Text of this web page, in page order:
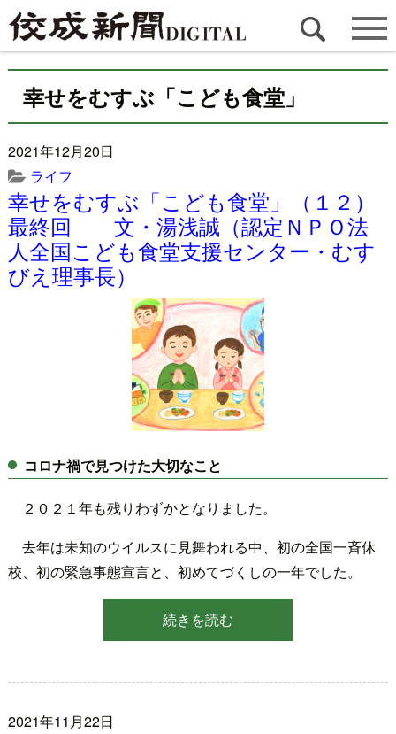
幸せをむすぶ「こども食堂」
2021年12月20日
ライフ
幸せをむすぶ「こども食堂」（１２）
最終回 文・湯浅誠（認定ＮＰＯ法
人全国こども食堂支援センター・むす
びえ理事長）
コロナ禍で見つけた大切なこと
２０２１年も残りわずかとなりました。
去年は未知のウイルスに見舞われる中、初の全国一斉休
校、初の緊急事態宣言と、初めてづくしの一年でした。
続きを読む
2021年11月22日